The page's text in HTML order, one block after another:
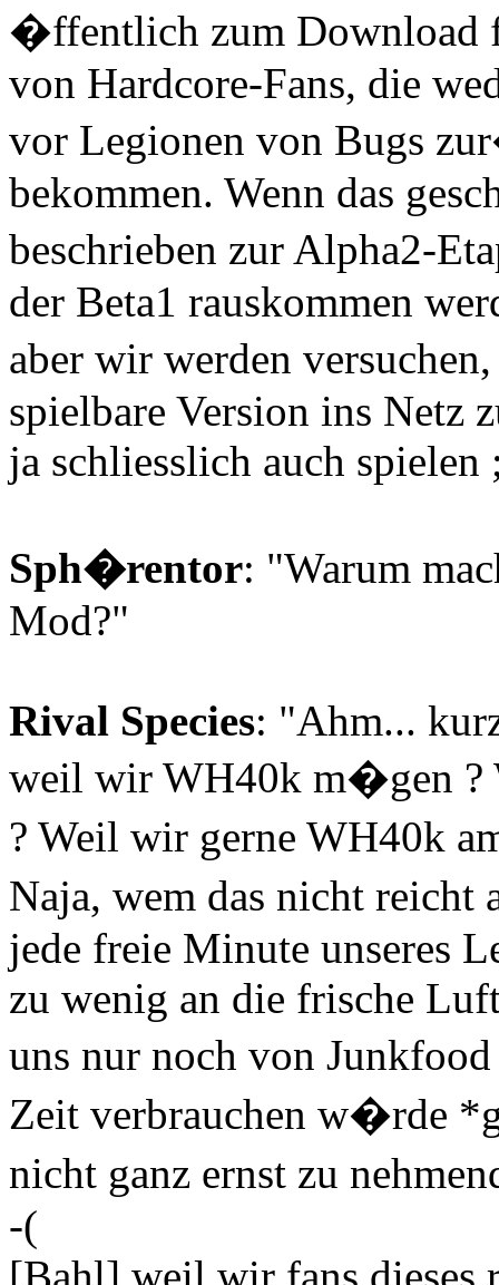
�ffentlich zum Download
von Hardcore-Fans, die
vor Legionen von Bugs
bekommen. Wenn das
beschrieben zur Alpha2-
der Beta1 rauskommen
aber wir werden
spielbare Version ins Netz
ja schliesslich auch spielen
Sph�rentor: "Warum
Mod?"
Rival Species: "Ahm...
weil wir WH40k m�gen ?
? Weil wir gerne WH40k
Naja, wem das nicht
jede freie Minute unseres
zu wenig an die frische
uns nur noch von
Zeit verbrauchen w�rde
nicht ganz ernst zu
-(